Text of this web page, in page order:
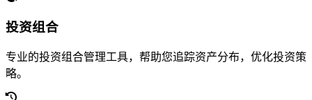
投资组合
专业的投资组合管理工具，帮助您追踪资产分布，优化投资策
略。